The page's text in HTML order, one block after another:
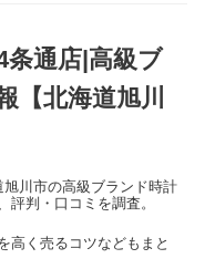
通店|高級ブ
【北海道旭川
川市の高級ブランド時計
評判・口コミを調査。
高く売るコツなどもまと